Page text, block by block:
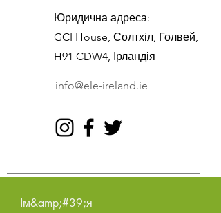
Юридична адреса:
GCI House, Солтхіл, Голвей,
H91 CDW4, Ірландія
info@ele-ireland.ie
Ім&amp;#39;я